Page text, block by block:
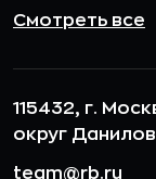
Смотреть все
115432, г.
округ
team@rb.ru